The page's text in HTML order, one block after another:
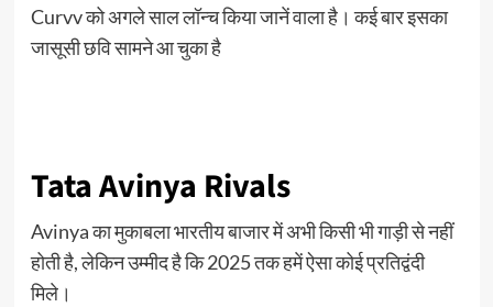
Curvv को अगले साल लॉन्च किया जानें वाला है। कई बार इसका
जासूसी छवि सामने आ चुका है
Tata Avinya Rivals
Avinya का मुकाबला भारतीय बाजार में अभी किसी भी गाड़ी से नहीं
होती है, लेकिन उम्मीद है कि 2025 तक हमें ऐसा कोई प्रतिद्वंदी
मिले।